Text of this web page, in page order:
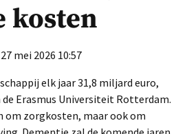
kosten
mei 2026 10:57
elk jaar 31,8 miljard euro,
de Erasmus Universiteit Rotterdam.
om zorgkosten, maar ook om